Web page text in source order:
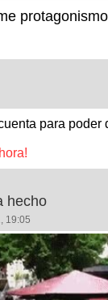
protagonismo
para poder
hecho
19:05